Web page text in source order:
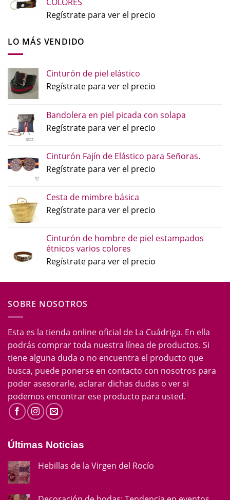
Regístrate para ver el precio
LO MÁS VENDIDO
Cinturón de piel elástico
Regístrate para ver el precio
Bandolera en piel picada con solapa
Regístrate para ver el precio
Cinturón Fajín de Elástico para Señoras.
Regístrate para ver el precio
Cesta de mimbre básica
Regístrate para ver el precio
Cinturón de hombre de piel estampados
étnicos varios colores
Regístrate para ver el precio
SOBRE NOSOTROS
Esta es la tienda online oficial de La Cuádriga. En ella
podrás comprar toda nuestra línea de productos. Si
tiene alguna duda o no encuentra el producto que
busca, puede ponerse en contacto con nosotros para
poder asesorarle, aclarar dichas dudas o ver si
podemos encontrar ese producto para usted.
Últimas Noticias
Hebillas de la Virgen del Rocío